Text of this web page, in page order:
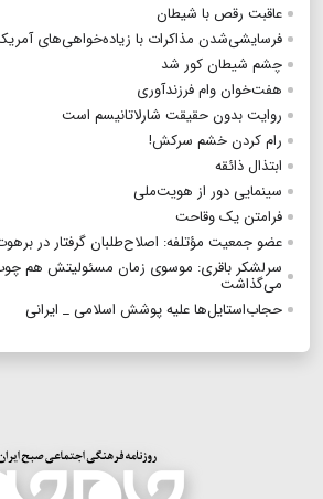
عاقبت رقص با شیطان
فرسایشی‌شدن مذاکرات با زیاده‌خواهی‌های
چشم شیطان کور شد
هفت‌خوان وام فرزندآوری
روایت بدون حقیقت شارلاتانیسم است
رام کردن خشم سرکش!
ابتذال ذائقه
سینمایی دور از هویت‌ملی
فرامتن یک وقاحت
عضو جمعیت مؤتلفه: اصلاح‌طلبان گرفتار در
سرلشکر باقری: موسوی زمان مسئولیتش هم
می‌گذاشت
حجاب‌استایل‌ها علیه پوشش اسلامی _ ایرانی